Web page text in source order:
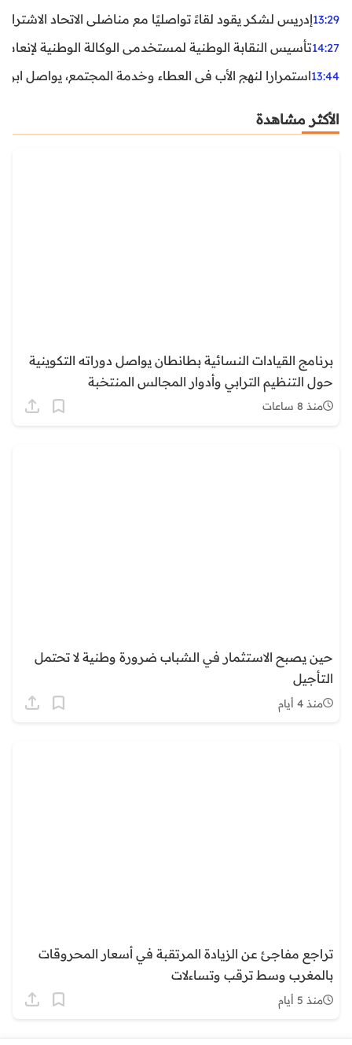
13:29إدريس لشكر يقود لقاءً تواصليًا مع مناضلي الاتحاد
14:27تأسيس النقابة الوطنية لمستخدمي الوكالة الوطنية
13:44استمرارا لنهج الأب في العطاء وخدمة المجتمع، يواصل ابن
الأكثر مشاهدة
برنامج القيادات النسائية بطانطان يواصل دوراته التكوينية
حول التنظيم الترابي وأدوار المجالس المنتخبة
منذ 8 ساعات
حين يصبح الاستثمار في الشباب ضرورة وطنية لا تحتمل
التأجيل
منذ 4 أيام
تراجع مفاجئ عن الزيادة المرتقبة في أسعار المحروقات
بالمغرب وسط ترقب وتساءلات
منذ 5 أيام